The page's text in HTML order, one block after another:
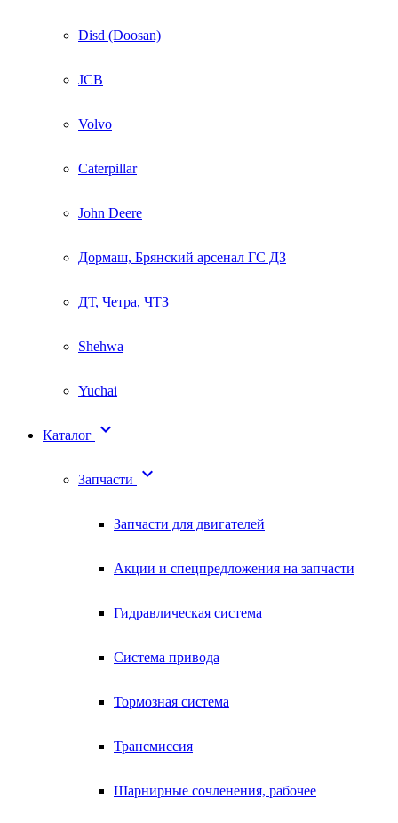
Disd (Doosan)
JCB
Volvo
Caterpillar
John Deere
Дормаш, Брянский арсенал ГС ДЗ
ДТ, Четра, ЧТЗ
Shehwa
Yuchai
Каталог 
Запчасти 
Запчасти для двигателей
Акции и спецпредложения на запчасти
Гидравлическая система
Система привода
Тормозная система
Трансмиссия
Шарнирные сочленения, рабочее